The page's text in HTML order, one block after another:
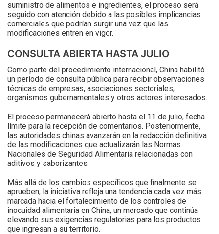
suministro de alimentos e ingredientes, el proceso será
seguido con atención debido a las posibles implicancias
comerciales que podrían surgir una vez que las
modificaciones entren en vigor.
CONSULTA ABIERTA HASTA JULIO
Como parte del procedimiento internacional, China habilitó
un período de consulta pública para recibir observaciones
técnicas de empresas, asociaciones sectoriales,
organismos gubernamentales y otros actores interesados.
El proceso permanecerá abierto hasta el 11 de julio, fecha
límite para la recepción de comentarios. Posteriormente,
las autoridades chinas avanzarán en la redacción definitiva
de las modificaciones que actualizarán las Normas
Nacionales de Seguridad Alimentaria relacionadas con
aditivos y saborizantes.
Más allá de los cambios específicos que finalmente se
aprueben, la iniciativa refleja una tendencia cada vez más
marcada hacia el fortalecimiento de los controles de
inocuidad alimentaria en China, un mercado que continúa
elevando sus exigencias regulatorias para los productos
que ingresan a su territorio.